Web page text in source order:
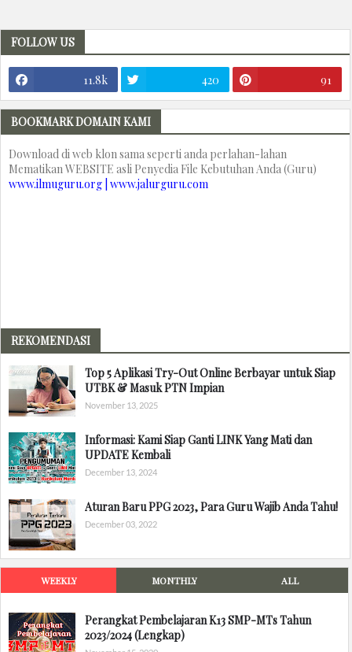
FOLLOW US
11.8k 420 91
BOOKMARK DOMAIN KAMI
Download di web klon sama seperti anda perlahan-lahan
Mematikan WEBSITE asli Penyedia File Kebutuhan Anda (Guru)
www.ilmuguru.org | www.jalurguru.com
REKOMENDASI
Top 5 Aplikasi Try-Out Online Berbayar untuk Siap
UTBK & Masuk PTN Impian
November 13, 2025
Informasi: Kami Siap Ganti LINK Yang Mati dan
UPDATE Kembali
December 13, 2024
Aturan Baru PPG 2023, Para Guru Wajib Anda Tahu!
December 03, 2022
WEEKLY MONTHLY ALL
Perangkat Pembelajaran K13 SMP-MTs Tahun
2023/2024 (Lengkap)